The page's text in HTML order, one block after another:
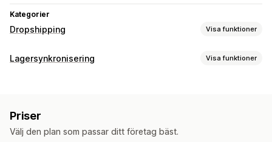
Kategorier
Dropshipping Visa funktioner
Vilka produkter du kan köpa in
Leksaker och spel
Husdjursprodukter Möbler
Lagersynkronisering Visa funktioner
Streckkoder
Manuell
Bulk Realtid Schemalagda Anpassad
Priser
Välj den plan som passar ditt företag bäst.